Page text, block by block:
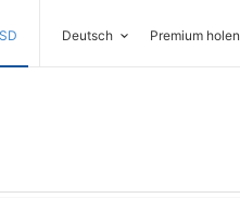
Deutsch Premium holen